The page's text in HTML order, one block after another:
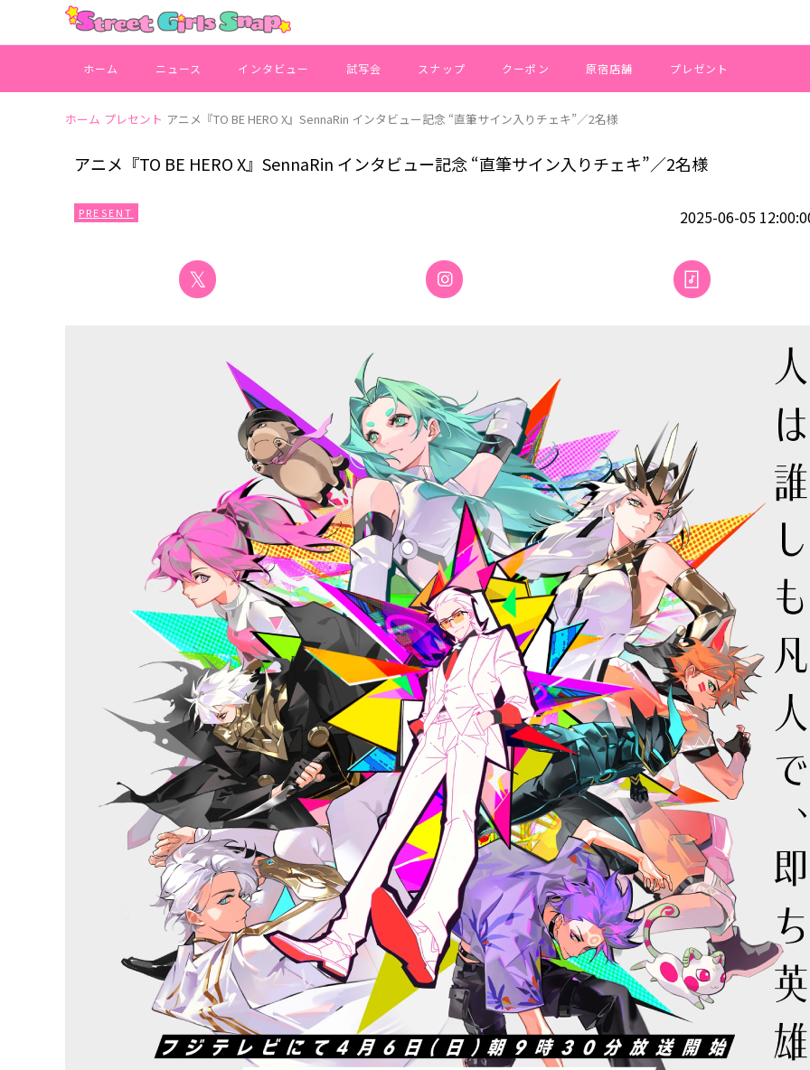
ホーム ニュース インタビュー 試写会 スナップ クーポン 原宿店舗 プレゼント
ホーム プレセント アニメ『TO BE HERO X』SennaRin インタビュー記念 “直筆サイン入りチェキ”／2名様
アニメ『TO BE HERO X』SennaRin インタビュー記念 “直筆サイン入りチェキ”／2名様
PRESENT 2025-06-05
𝕏